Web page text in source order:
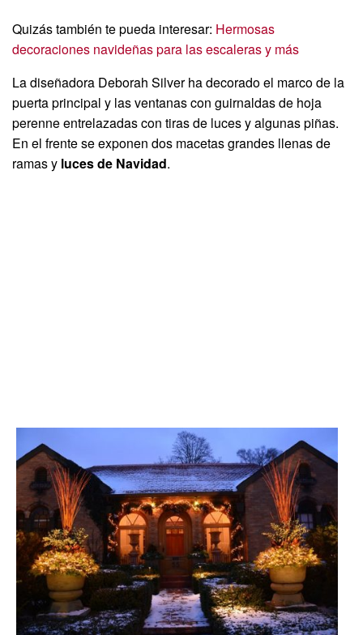
Quizás también te pueda interesar: Hermosas
decoraciones navideñas para las escaleras y más
La diseñadora Deborah Silver ha decorado el marco de la
puerta principal y las ventanas con guirnaldas de hoja
perenne entrelazadas con tiras de luces y algunas piñas.
En el frente se exponen dos macetas grandes llenas de
ramas y luces de Navidad.